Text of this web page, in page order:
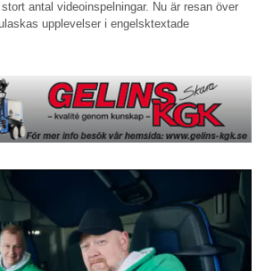
antal videoinspelningar. Nu är resan över
upplevelser i engelsktextade